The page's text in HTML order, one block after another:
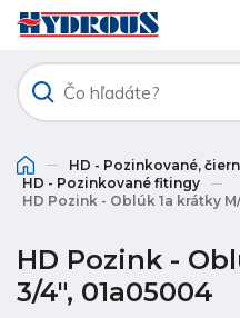
HD - Pozinkované,
HD - Pozinkované fitingy
HD Pozink - Oblúk 1a krátky
HD Pozink -
3/4", 01a05004